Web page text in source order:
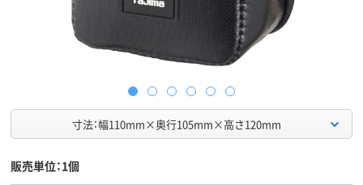
寸法：幅110mm×奥行105mm×高さ120mm
販売単位：1個